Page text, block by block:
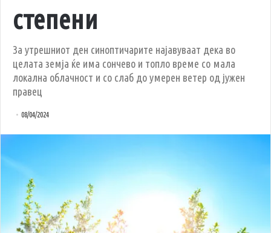
степени
За утрешниот ден синоптичарите најавуваат дека во
целата земја ќе има сончево и топло време со мала
локална облачност и со слаб до умерен ветер од јужен
правец
08/04/2024